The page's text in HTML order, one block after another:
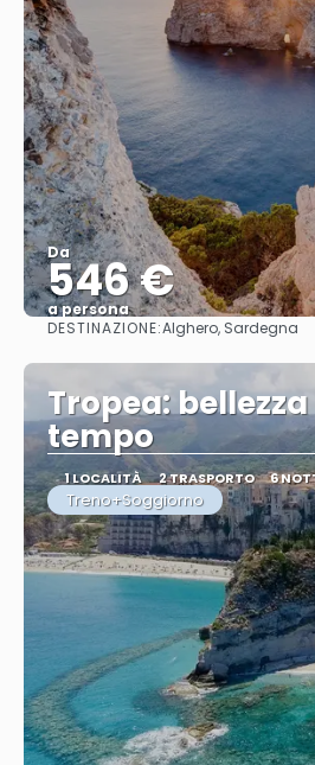
Da
546 €
a persona
Vedere
DESTINAZIONE:Alghero, Sardegna
Tropea:
tempo
1 LOCALITÀ 2 TRASPORTO 6
Treno+Soggiorno